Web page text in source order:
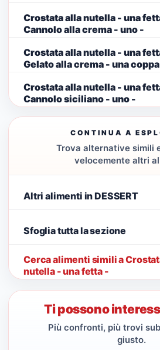
Crostata alla nutella - una
Cannolo alla crema - uno -
Crostata alla nutella - una
Gelato alla crema - una
Crostata alla nutella - una
Cannolo siciliano - uno -
CONTINUA A
Trova alternative simili
velocemente altri
Altri alimenti in DESSERT
Sfoglia tutta la sezione
Cerca alimenti simili a
nutella - una fetta -
Ti possono
Più confronti, più trovi
giusto.